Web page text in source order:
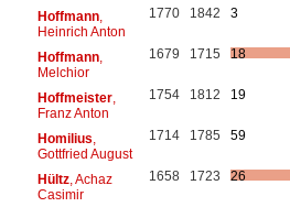
Hoffmann,
Heinrich Anton
1770 1842 3
Hoffmann,
Melchior
1679 1715 18
Hoffmeister,
Franz Anton
1754 1812 19
Homilius
Gottfried August
1714 1785 59
Hültz, Achaz
Casimir
1658 1723 26